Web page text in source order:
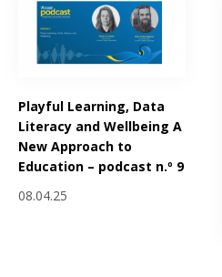
Playful Learning, Data
Literacy and Wellbeing A
New Approach to
Education – podcast n.º 9
08.04.25